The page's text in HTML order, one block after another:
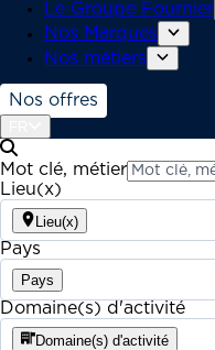
Le Groupe Fournier
Nos Marques
Nos métiers
Nos offres
Mot clé, métier
Lieu(x)
Lieu(x)
Pays
Pays
Domaine(s) d'activité
Domaine(s) d'activité